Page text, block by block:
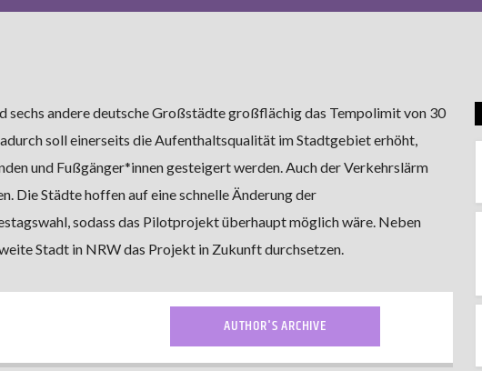
andere deutsche Großstädte großflächig das Tempolimit von 30
soll einerseits die Aufenthaltsqualität im Stadtgebiet erhöht,
und Fußgänger*innen gesteigert werden. Auch der Verkehrslärm
Die Städte hoffen auf eine schnelle Änderung der
sodass das Pilotprojekt überhaupt möglich wäre. Neben
Stadt in NRW das Projekt in Zukunft durchsetzen.
AUTHOR'S ARCHIVE